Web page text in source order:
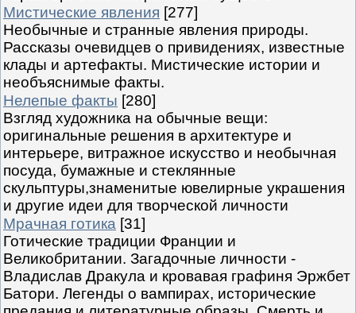
Мистические явления [277]
Необычные и странные явления природы.
Рассказы очевидцев о привидениях, известные
клады и артефакты. Мистические истории и
необъяснимые факты.
Нелепые факты [280]
Взгляд художника на обычные вещи:
оригинальные решения в архитектуре и
интерьере, витражное искусство и необычная
посуда, бумажные и стеклянные
скульптуры,знаменитые ювелирные украшения
и другие идеи для творческой личности
Мрачная готика [31]
Готические традиции Франции и
Великобритании. Загадочные личности -
Владислав Дракула и кровавая графиня Эржбет
Батори. Легенды о вампирах, исторические